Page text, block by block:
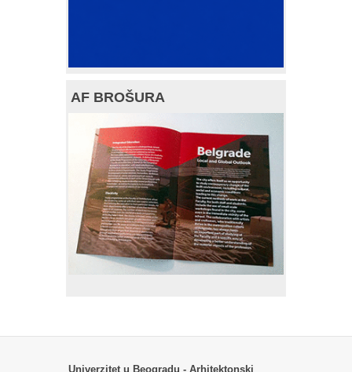
AF BROŠURA
Univerzitet u Beogradu - Arhitektonski